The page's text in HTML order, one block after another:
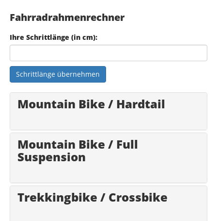
Fahrradrahmenrechner
Ihre Schrittlänge (in cm):
Schrittlänge übernehmen
Mountain Bike / Hardtail
Mountain Bike / Full
Suspension
Trekkingbike / Crossbike